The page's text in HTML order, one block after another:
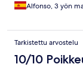
Alfonso, 3 yön
Tarkistettu arvostelu
10/10